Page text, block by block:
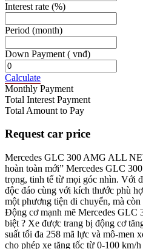
Interest rate (%)
Period (month)
Down Payment ( vnđ)
Calculate
Monthly Payment
Total Interest Payment
Total Amount to Pay
Request car price
Mercedes GLC 300 AMG ALL
hoàn toàn mới” Mercedes GLC
trọng, tinh tế từ mọi góc nhìn. Với
độc đáo cùng với kích thước phù
một phương tiện di chuyển, mà
Động cơ mạnh mẽ Mercedes GLC
biệt ? Xe được trang bị động cơ
suất tối đa 258 mã lực và mô-men
cho phép xe tăng tốc từ 0-100 km/